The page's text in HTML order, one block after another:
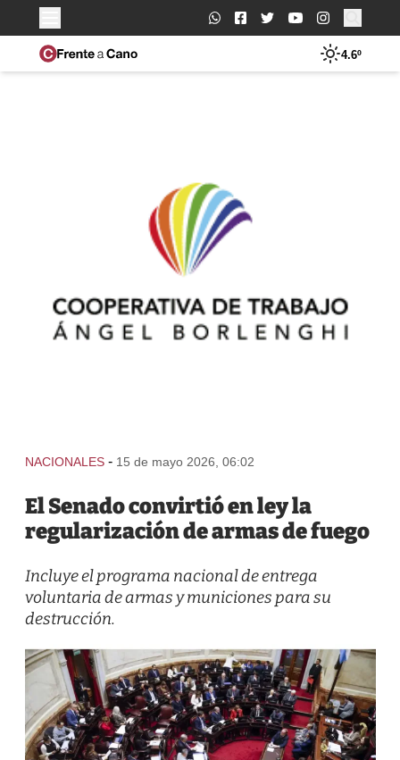
Buscar:
4.6º
NACIONALES - 15 de mayo 2026, 06:02
El Senado convirtió en ley la
regularización de armas de fuego
Incluye el programa nacional de entrega
voluntaria de armas y municiones para su
destrucción.